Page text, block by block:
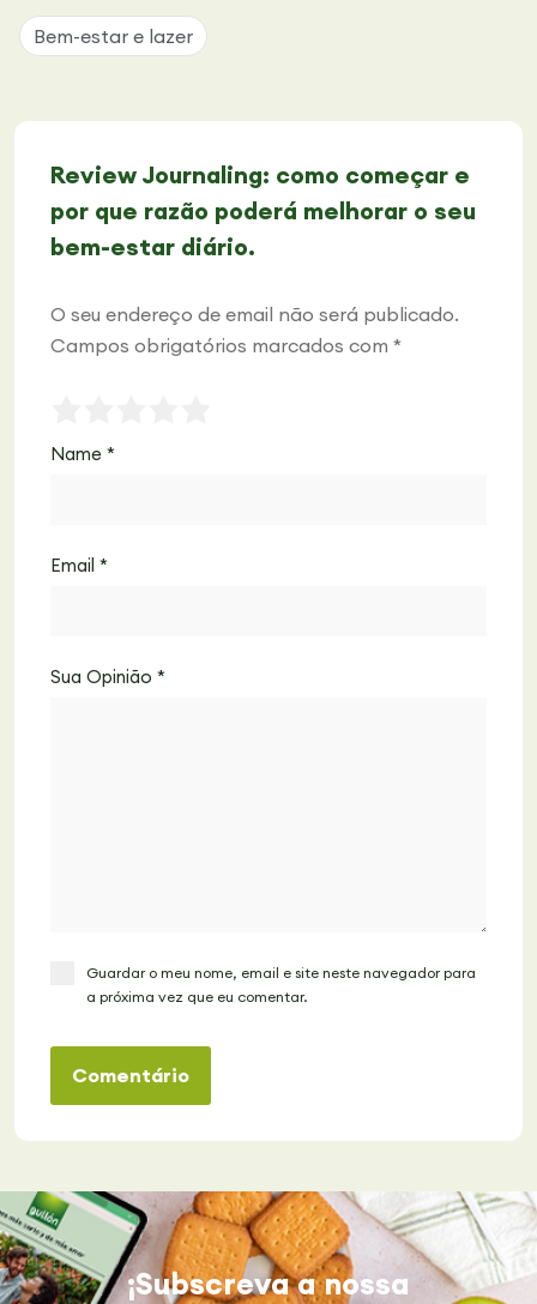
Bem-estar e lazer
Review Journaling: como começar e
por que razão poderá melhorar o seu
bem-estar diário.
O seu endereço de email não será publicado.
Campos obrigatórios marcados com *
Name *
Email *
Sua Opinião *
Guardar o meu nome, email e site neste navegador para
a próxima vez que eu comentar.
Comentário
¡Subscreva a nossa